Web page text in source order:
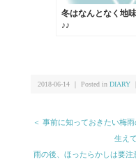
冬はなんとなく地
♪♪
2018-06-14 ｜ Posted in DIARY
＜ 事前に知っておきたい梅
生え
雨の後、ほったらかしは要